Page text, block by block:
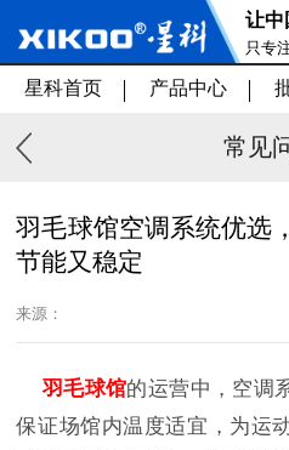
让中
只专
务
星科首页 产品中心
常见
羽毛球馆空调系统优选
节能又稳定
来源：
羽毛球馆的运营中，空调
保证场馆内温度适宜，为运